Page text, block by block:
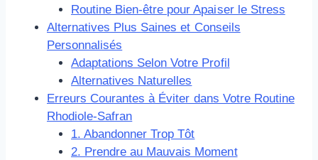
Routine Bien-être pour Apaiser le Stress
Alternatives Plus Saines et Conseils
Personnalisés
Adaptations Selon Votre Profil
Alternatives Naturelles
Erreurs Courantes à Éviter dans Votre Routine
Rhodiole-Safran
1. Abandonner Trop Tôt
2. Prendre au Mauvais Moment